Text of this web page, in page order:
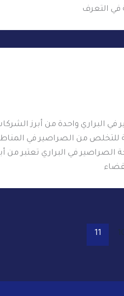
في التعرف
البراري واحدة من أبرز
من الصراصير في
في البراري تعتبر من
11